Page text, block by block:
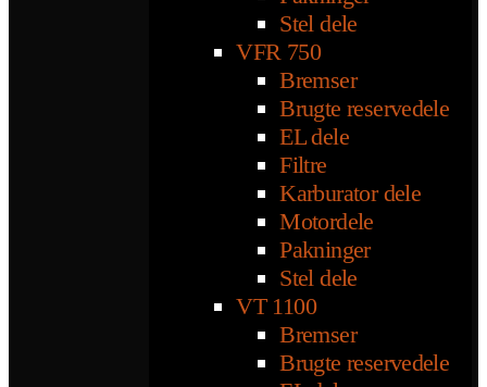
Stel dele
VFR 750
Bremser
Brugte reservedele
EL dele
Filtre
Karburator dele
Motordele
Pakninger
Stel dele
VT 1100
Bremser
Brugte reservedele